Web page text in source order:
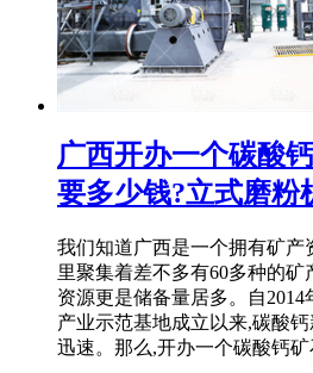
广西开办一个碳酸
要多少钱?立式磨粉
我们知道广西是一个拥有矿产
里聚集着差不多有60多种的
资源更是储备量居多。自
产业示范基地成立以来,碳酸
迅速。那么,开办一个碳酸钙